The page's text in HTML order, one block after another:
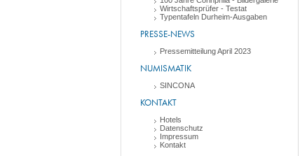
Wirtschaftsprüfer - Testat
Typentafeln Durheim-Ausgaben
PRESSE-NEWS
Pressemitteilung April 2023
NUMISMATIK
SINCONA
KONTAKT
Hotels
Datenschutz
Impressum
Kontakt